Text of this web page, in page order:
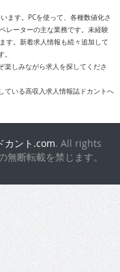
ます。PCを使って、各種数値化さ
レーターの主な業務です。未経験
す。新着求人情報も続々追加して
楽しみながら求人を探してくださ
ている高収入求人情報誌ドカントへ
カント.com. All rights
断転載を禁じます。